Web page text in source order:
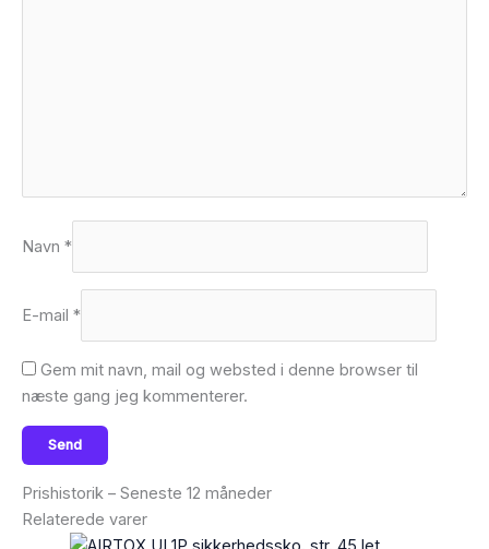
Navn *
E-mail *
Gem mit navn, mail og websted i denne browser til
næste gang jeg kommenterer.
Prishistorik – Seneste 12 måneder
Relaterede varer